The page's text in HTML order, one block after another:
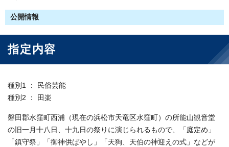
公開情報
指定内容
種別1 ： 民俗芸能
種別2 ： 田楽
磐田郡水窪町西浦（現在の浜松市天竜区水窪町）の所能山観音堂
の旧一月十八日、十九日の祭りに演じられるもので、「庭定め」
「鎮守祭」「御神供ばやし」「天狗、天伯の神迎えの式」などが